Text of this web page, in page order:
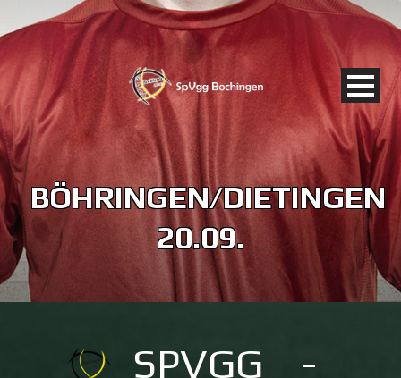
BÖHRINGEN/DIETINGEN
20.09.
SPVGG
-